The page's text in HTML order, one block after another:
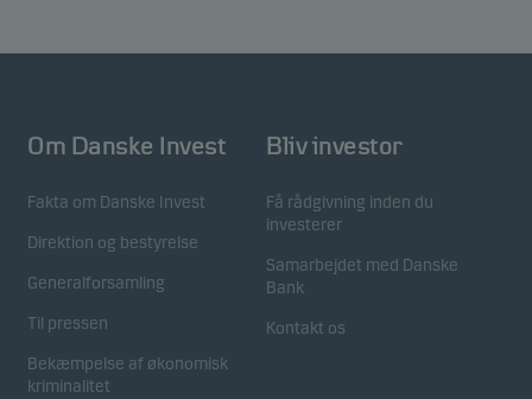
Om Danske Invest
Fakta om Danske Invest
Direktion og bestyrelse
Generalforsamling
Til pressen
Bekæmpelse af økonomisk
kriminalitet
Bliv investor
Få rådgivning inden du
investerer
Samarbejdet med Danske
Bank
Kontakt os
Statistiske cookies gør det muligt at følge adfærden
optimere effektiviteten for vores hjemmeside.
Disse cookies gør det muligt for os at identificere dig
(din enhed) og profilere din adfærd, så vi kan levere
det mest relevante indhold til dig.